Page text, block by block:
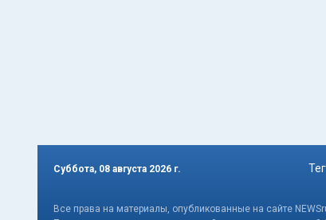
Суббота, 08 августа 2026 г.
Все права на материалы, опубликованные на сайте